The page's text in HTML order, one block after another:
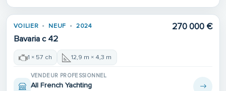
VOILIER NEUF 2024
Bavaria c 42
270 000 €
1 × 57 ch 12,9 m × 4,3 m
VENDEUR PROFESSIONNEL
All French Yachting